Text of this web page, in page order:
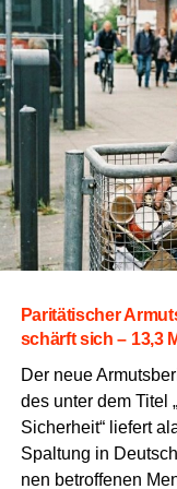
Pari­tä­ti­scher
schärft sich – 13,3
Der neue
des unter dem Titel
Sicher­heit“ lie­fert
Spal­tung in
nen betrof­fe­nen